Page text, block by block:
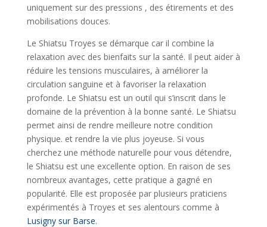
uniquement sur des pressions , des étirements et des
mobilisations douces.
Le Shiatsu Troyes se démarque car il combine la
relaxation avec des bienfaits sur la santé. Il peut aider à
réduire les tensions musculaires, à améliorer la
circulation sanguine et à favoriser la relaxation
profonde. Le Shiatsu est un outil qui s’inscrit dans le
domaine de la prévention à la bonne santé. Le Shiatsu
permet ainsi de rendre meilleure notre condition
physique. et rendre la vie plus joyeuse. Si vous
cherchez une méthode naturelle pour vous détendre,
le Shiatsu est une excellente option. En raison de ses
nombreux avantages, cette pratique a gagné en
popularité. Elle est proposée par plusieurs praticiens
expérimentés à Troyes et ses alentours comme à
Lusigny sur Barse.